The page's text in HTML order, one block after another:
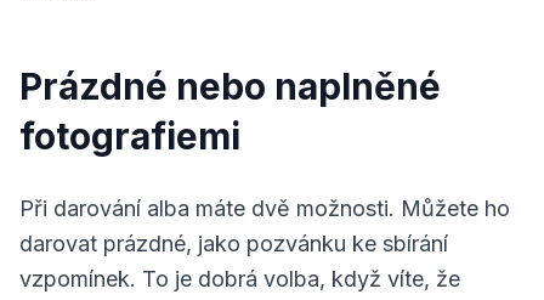
Prázdné nebo naplněné
fotografiemi
Při darování alba máte dvě možnosti. Můžete ho
darovat prázdné, jako pozvánku ke sbírání
vzpomínek. To je dobrá volba, když víte, že